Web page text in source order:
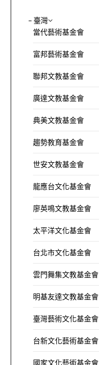
– 臺灣
當代藝術基金會
富邦藝術基金會
聯邦文教基金會
廣達文教基金會
典美文教基金會
趨勢教育基金會
世安文教基金會
龍應台文化基金會
廖英鳴文教基金會
太平洋文化基金會
台北市文化基金會
雲門舞集文教基金會
明基友達文教基金會
臺灣藝術文化基金會
台新文化藝術基金會
國家文化藝術基金會